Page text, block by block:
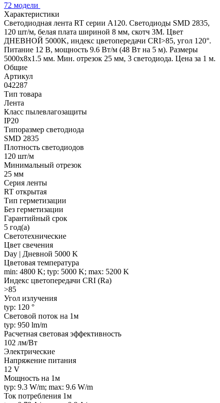
72 модели
Характеристики
Светодиодная лента RT серии A120. Светодиоды SMD 2835,
120 шт/м, белая плата шириной 8 мм, скотч 3M. Цвет
ДНЕВНОЙ 5000K, индекс цветопередачи CRI>85, угол 120°.
Питание 12 В, мощность 9.6 Вт/м (48 Вт на 5 м). Размеры
5000x8x1.5 мм. Мин. отрезок 25 мм, 3 светодиода. Цена за 1 м.
Общие
Артикул
042287
Тип товара
Лента
Класс пылевлагозащиты
IP20
Типоразмер светодиода
SMD 2835
Плотность светодиодов
120 шт/м
Минимальный отрезок
25 мм
Серия ленты
RT открытая
Тип герметизации
Без герметизации
Гарантийный срок
5 год(а)
Светотехнические
Цвет свечения
Day | Дневной 5000 K
Цветовая температура
min: 4800 K; typ: 5000 K; max: 5200 K
Индекс цветопередачи CRI (Ra)
>85
Угол излучения
typ: 120 °
Световой поток на 1м
typ: 950 lm/m
Расчетная световая эффективность
102 лм/Вт
Электрические
Напряжение питания
12 V
Мощность на 1м
typ: 9.3 W/m; max: 9.6 W/m
Ток потребления 1м